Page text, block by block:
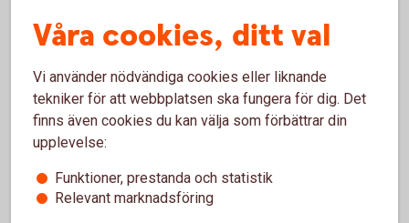
Handel med amerikanska aktier –
frågor och svar
Vilka aktier finns tillgängliga för handel i
Internetbanken och appen?
Våra cookies, ditt val
Vi använder nödvändiga cookies eller liknande
tekniker för att webbplatsen ska fungera för dig. Det
finns även cookies du kan välja som förbättrar din
upplevelse:
Funktioner, prestanda och statistik
Relevant marknadsföring